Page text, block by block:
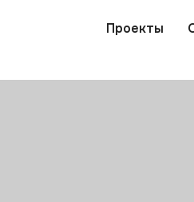
Проекты